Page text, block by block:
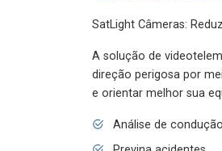
SatLight Câmeras:
A solução de
direção perigosa por
e orientar melhor sua
Análise de
Previna acidentes